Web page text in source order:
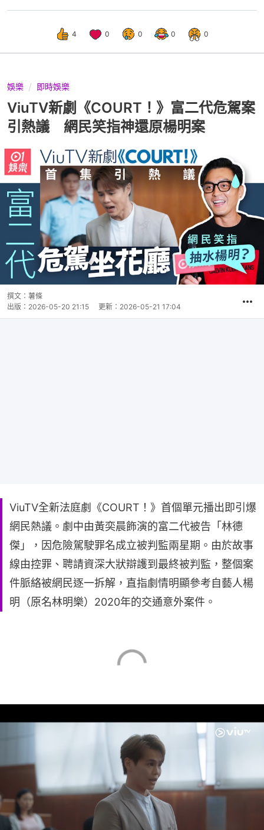
4 0 0 0 0
娛樂 即時娛樂
ViuTV新劇《COURT！》富二代危駕案
引熱議 網民笑指神還原楊明案
撰文： 薯條
出版： 2026-05-20 21:15 更新： 2026-05-21 17:04
ViuTV全新法庭劇《COURT！》首個單元播出即引爆
網民熱議。劇中由黃奕晨飾演的富二代被告「林德
傑」，因危險駕駛罪名成立被判監兩星期。由於故事
線由控罪、聘請資深大狀辯護到最終被判監，整個案
件脈絡被網民逐一拆解，直指劇情明顯參考自藝人楊
明（原名林明樂）2020年的交通意外案件。